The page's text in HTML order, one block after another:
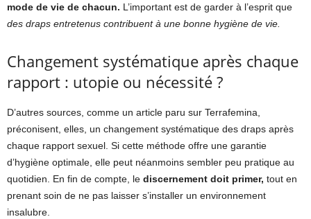
mode de vie de chacun. L’important est de garder à l’esprit que
des draps entretenus contribuent à une bonne hygiène de vie.
Changement systématique après chaque
rapport : utopie ou nécessité ?
D’autres sources, comme un article paru sur Terrafemina,
préconisent, elles, un changement systématique des draps après
chaque rapport sexuel. Si cette méthode offre une garantie
d’hygiène optimale, elle peut néanmoins sembler peu pratique au
quotidien. En fin de compte, le discernement doit primer, tout en
prenant soin de ne pas laisser s’installer un environnement
insalubre.